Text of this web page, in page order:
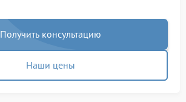
Получить консультацию
Наши цены